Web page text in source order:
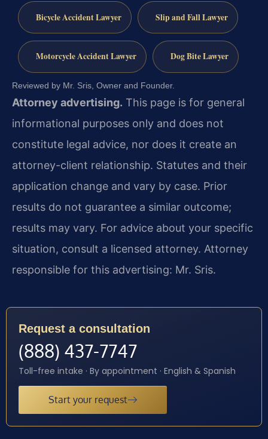
Bicycle Accident Lawyer Slip and Fall Lawyer
Motorcycle Accident Lawyer Dog Bite Lawyer
Reviewed by Mr. Sris, Owner and Founder.
Attorney advertising. This page is for general
informational purposes only and does not
constitute legal advice, nor does it create an
attorney-client relationship. Statutes and their
application change and vary by case. Prior
results do not guarantee a similar outcome;
results may vary. For advice about your specific
situation, consult a licensed attorney. Attorney
responsible for this advertising: Mr. Sris.
Request a consultation
(888) 437-7747
Toll-free intake · By appointment · English & Spanish
Start your request